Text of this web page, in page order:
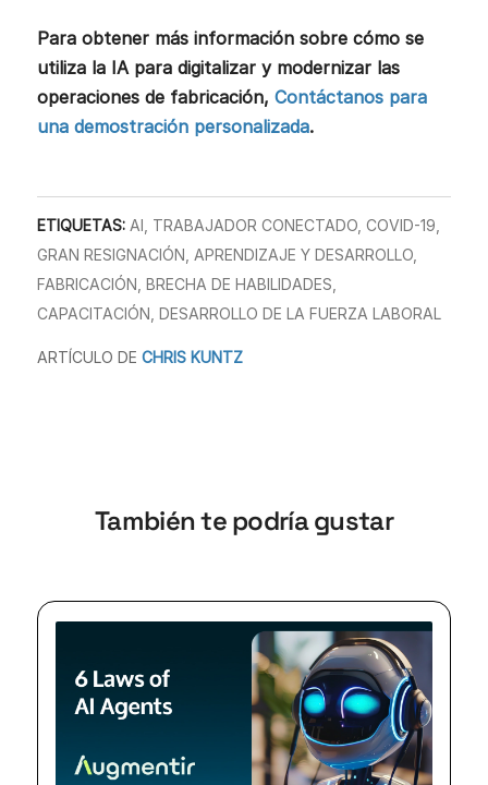
Para obtener más información sobre cómo se
utiliza la IA para digitalizar y modernizar las
operaciones de fabricación, Contáctanos para
una demostración personalizada.
ETIQUETAS: AI TRABAJADOR CONECTADO, COVID-19
GRAN RESIGNACIÓN APRENDIZAJE Y DESARROLLO,
FABRICACIÓN BRECHA DE HABILIDADES
CAPACITACIÓN DESARROLLO DE LA FUERZA LABORAL
ARTÍCULO DE CHRIS KUNTZ
También te podría gustar